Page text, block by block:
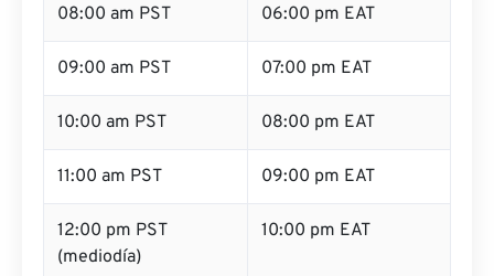
08:00 am PST 06:00 pm EAT
09:00 am PST 07:00 pm EAT
10:00 am PST 08:00 pm EAT
11:00 am PST 09:00 pm EAT
12:00 pm PST
(mediodía)
10:00 pm EAT